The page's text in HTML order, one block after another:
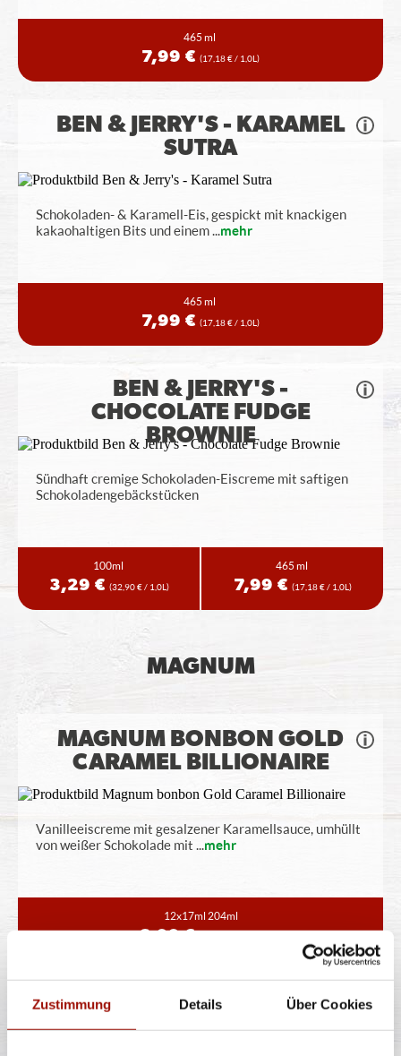
Zustimmung Details Über Cookies
465 ml
7,99 € (17,18 € / 1,0L)
BEN & JERRY'S - KARAMEL
SUTRA
Schokoladen- & Karamell-Eis, gespickt mit knackigen
kakaohaltigen Bits und einem...mehr
465 ml
7,99 € (17,18 € / 1,0L)
BEN & JERRY'S -
CHOCOLATE FUDGE
BROWNIE
Sündhaft cremige Schokoladen-Eiscreme mit saftigen
Schokoladengebäckstücken
100ml
3,29 € (32,90 € / 1,0L)
465 ml
7,99 € (17,18 € / 1,0L)
MAGNUM
MAGNUM BONBON GOLD
CARAMEL BILLIONAIRE
Vanilleeiscreme mit gesalzener Karamellsauce, umhüllt
von weißer Schokolade mit ...mehr
12x17ml 204ml
6,99 €
MAGNUM PISTACHIO